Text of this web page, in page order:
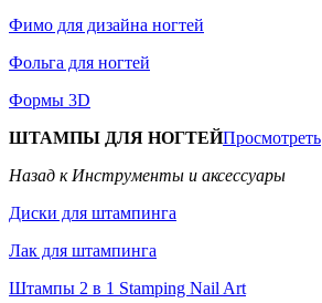
Фимо для дизайна ногтей
Фольга для ногтей
Формы 3D
ШТАМПЫ ДЛЯ НОГТЕЙПросмотреть
Назад к Инструменты и аксессуары
Диски для штампинга
Лак для штампинга
Штампы 2 в 1 Stamping Nail Art